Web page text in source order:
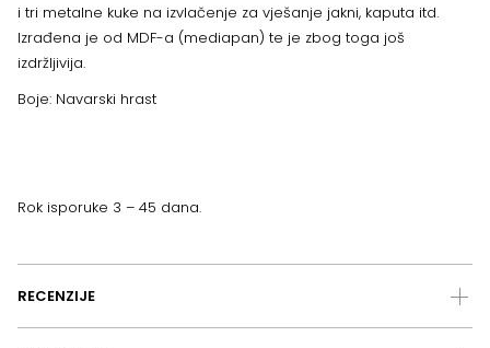
i tri metalne kuke na izvlačenje za vješanje jakni, kaputa itd.
Izrađena je od MDF-a (mediapan) te je zbog toga još
izdržljivija.
Boje: Navarski hrast
Rok isporuke 3 – 45 dana.
RECENZIJE